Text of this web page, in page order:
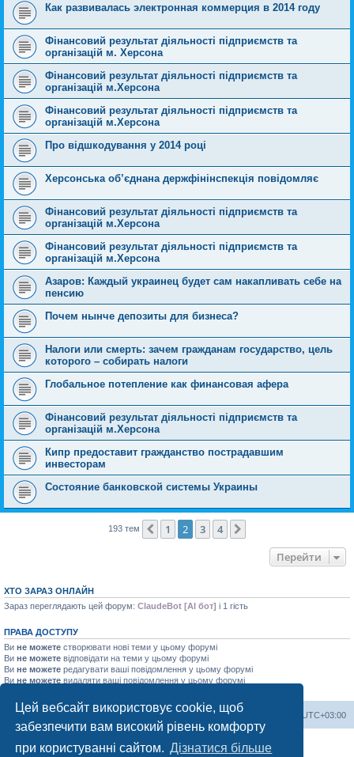
Цей вебсайт використовує cookie, щоб
забезпечити вам високий рівень комфорту
при користуванні сайтом. Дізнатися більше
Как развивалась электронная коммерция в 2014 году
Фінансовий результат діяльності підприємств та
організацій м. Херсона
Фінансовий результат діяльності підприємств та
організацій м.Херсона
Фінансовий результат діяльності підприємств та
організацій м.Херсона
Про відшкодування у 2014 році
Херсонська об’єднана держфінінспекція повідомляє
Фінансовий результат діяльності підприємств та
організацій м.Херсона
Фінансовий результат діяльності підприємств та
організацій м.Херсона
Азаров: Каждый украинец будет сам накапливать себе на
пенсию
Почем нынче депозиты для бизнеса?
Налоги или смерть: зачем гражданам государство, цель
которого – собирать налоги
Глобальное потепление как финансовая афера
Фінансовий результат діяльності підприємств та
організацій м.Херсона
Кипр предоставит гражданство пострадавшим
инвесторам
Состояние банковской системы Украины
193 тем Поперед.
1 2 3 4
Перейти
ХТО ЗАРАЗ ОНЛАЙН
Зараз переглядають цей форум: ClaudeBot [AI бот] і 1 гість
ПРАВА ДОСТУПУ
Ви не можете створювати нові теми у цьому форумі
Ви не можете відповідати на теми у цьому форумі
Ви не можете редагувати ваші повідомлення у цьому форумі
Ви не можете видаляти ваші повідомлення у цьому форумі
Херсонський форум UTC+03:00
Команда
Працює на phpBB® Forum Software © phpBB Limited